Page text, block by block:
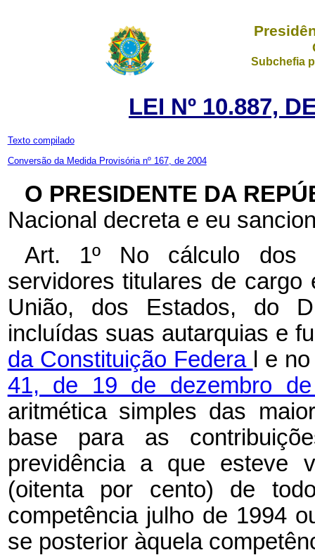
Subchefia
LEI Nº 10.887,
Texto compilado
Conversão da Medida Provisória nº 167, de 2004
O PRESIDENTE DA
Nacional decreta e eu
Art. 1º No cálculo dos
servidores titulares de
União, dos Estados, do
incluídas suas autarquias e
da Constituição Federa
l e
41, de 19 de dezembro
aritmética simples das
base para as
previdência a que esteve
(oitenta por cento) de
competência julho de 1994
se posterior àquela